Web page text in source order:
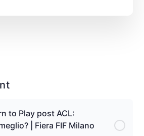
to Play post ACL:
| Fiera FIF Milano